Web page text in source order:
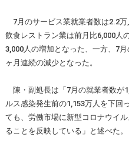
7月のサービス業就業者数は2.2万
飲食レストラン業は前月比6,000人
3,000人の増加となった、一方、7
ヶ月連続の減少となった。
陳・副処長は「7月の就業者数が
ルス感染発生前の1,153万人を下回
ても、労働市場に新型コロナウイ
ることを反映している」と述べた。